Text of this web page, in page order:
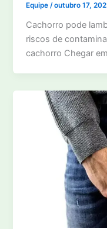
Equipe /outubro 17,
Cachorro pode
riscos de
cachorro Chegar